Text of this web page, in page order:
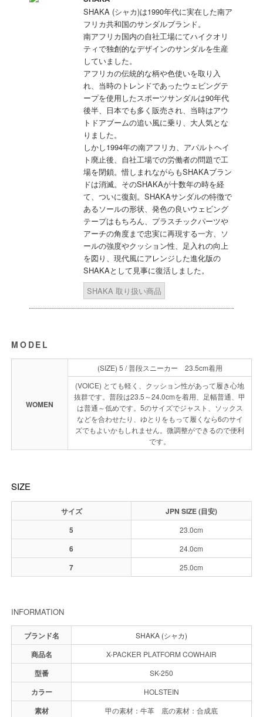
SHAKA (シャカ)は1990年代に実在した南ア
フリカ共和国のサンダルブランド。
南アフリカ国内の自社工場にてハイクオリ
ティで独創的なデザインのサンダルを生産
していました。
アフリカの伝統的な柄や色使いを取り入
れ、当時のトレンドであったウェビングテ
ープを使用したスポーツサンダルは90年代
後半、日本でも多く販売され、当時はアウ
トドアブームの追い風に乗り、大人気とな
りました。
しかし1994年の南アフリカ、アパルトヘイ
ト廃止後、自社工場での労働者の問題で工
場を閉鎖。惜しまれながらもSHAKAブラン
ドは消滅。そのSHAKAが十数年の時を経
て、ついに復刻。SHAKAサンダルの特徴で
あるソールの形状、発色の良いウェビング
テープはもちろん、プラスチックパーツや
アーチの角度まで忠実に再現する一方、ソ
ールの強度やクッション性、足入れの向上
を図り、現代風にアレンジした進化版の
SHAKAとして見事に復活しました。
SHAKA 取り扱い商品
MODEL
WOMEN
(SIZE) 5 / 普段スニーカー 23.5cm着用
(VOICE) とても軽く、クッション性があって履き心地
抜群です。普段は23.5～24.0cmを着用、足幅普通、甲
は普通～低めです。5のサイズでジャスト、ソックス
などを合わせたり、ゆとりをもって履くなら6のサイ
ズでもよいかもしれません。微調整ができるので便利
です。
SIZE
サイズ
JPN SIZE (目安)
5
23.0cm
6 24.0cm
7 25.0cm
INFORMATION
ブランド名 SHAKA (シャカ)
商品名 X-PACKER PLATFORM COWHAIR
型番 SK-250
カラー HOLSTEIN
素材 甲の素材：牛革 底の素材：合成底